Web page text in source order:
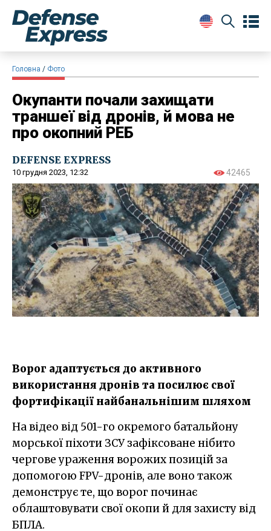
Головна Фото
Окупанти почали захищати
траншеї від дронів, й мова не
про окопний РЕБ
DEFENSE EXPRESS
10 грудня 2023, 12:32 42465
Ворог адаптується до активного
використання дронів та посилює свої
фортифікації найбанальнішим шляхом
На відео від 501-го окремого батальйону
морської піхоти ЗСУ зафіксоване нібито
чергове ураження ворожих позицій за
допомогою FPV-дронів, але воно також
демонструє те, що ворог починає
облаштовувати свої окопи й для захисту від
БПЛА.